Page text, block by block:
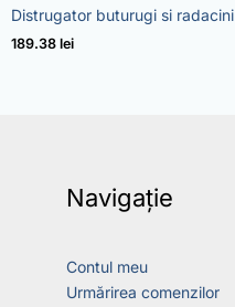
Evaluat la
5.00
din 5
Distrugator buturugi si radacini
189.38 lei
Navigație
Contul meu
Urmărirea comenzilor